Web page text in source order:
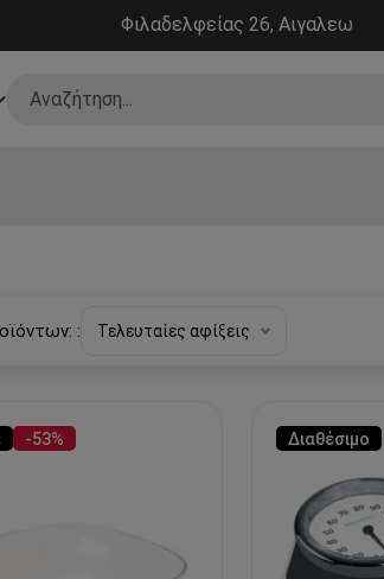
Φιλαδελφείας 26, Αιγαλεω
: Τελευταίες αφίξεις
-53% Διαθέσιμο